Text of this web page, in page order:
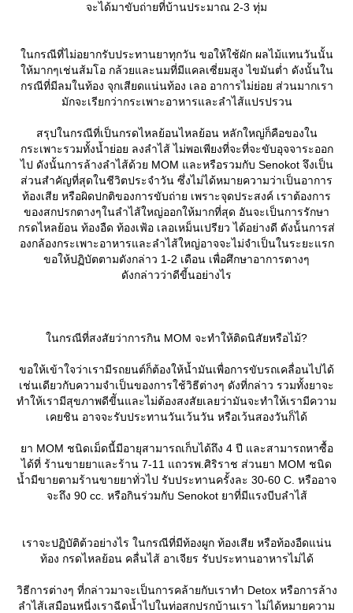
จะได้มาขับถ่ายที่บ้านประมาณ 2-3 ทุ่ม
นกรณีที่ไม่อยากรับประทานยาทุกวัน ขอให้ใช้ผัก ผลไม้แทนวันนั้น
ห้มากๆเช่นส้มโอ กล้วยและนมที่มีแคลเซี่ยมสูง ไขมันต่ำ ดังนั้นใน
กรณีที่มีลมในท้อง จุกเสียดแน่นท้อง เลอ อาการไม่ย่อย ส่วนมากเรา
มักจะเรียกว่ากระเพาะอาหารและลำไส้แปรปรวน
สรุปในกรณีที่เป็นกรดไหลย้อนไหลย้อน หลักใหญ่ก็คือของใน
กระเพาะรวมทั้งน้ำย่อย ลงลำไส้ ไม่พอเพียงที่จะที่จะขับอุจจาระออก
ไป ดังนั้นการล้างลำไส้ด้วย MOM และหรือรวมกับ Senokot จึงเป็น
ส่วนสำคัญที่สุดในชีวิตประจำวัน ซึ่งไม่ได้หมายความว่าเป็นอาการ
ท้องเสีย หรือผิดปกติของการขับถ่าย เพราะจุดประสงค์ เราต้องการ
ของสกปรกตางๆในลำไส้ใหญ่ออกให้มากที่สุด อันจะเป็นการรักษา
กรดไหลย้อน ท้องอืด ท้องเฟ้อ เลอเหม็นเปรียว ได้อย่างดี ดังน้้นการส่
องกล้องกระเพาะอาหารและลำไส้ใหญ่อาจจะไม่จำเป็นในระยะแรก
ขอให้ปฏิบัตตามดังกล่าว 1-2 เดือน เพื่อศึกษาอาการตางๆ
ดังกล่าวว่าดีขี้นอย่างไร
นกรณีที่สงสัยว่าการกิน MOM จะทำให้ติดนิสัยหรือไม้?
ขอให้เข้าใจว่าเรามีรถยนต์ก็ต้องให้น้ำมันเพื่อการขับรถเคลื่อนไปได้
เช่นเดียวกับความจำเป็นของการใช้วิธีต่างๆ ดังที่กล่าว รวมทั้งยาจะ
ทำให้เรามีสุขภาพดีขีันและไม่ต้องสงสัยเลยว่ามันจะทำให้เรามีความ
เคยชิน อาจจะรับประทานวันเว้นวัน หรือเว้นสองวันก็ได้
า MOM ชนิดเม็ดนี้มีอายุสามารถเก็บได้ถึง 4 ปี และสามารถหาซื้อ
ได้ที่ ร้านขายยาและร้าน 7-11 แถวรพ.ศิริราช ส่วนยา MOM ชนิด
น้ำมีขายตามร้านขายยาทั่วไป รับประทานครั้งละ 30-60 C. หรืออาจ
จะถึง 90 cc. หรือกินร่วมกับ Senokot ยาที่มีแรงบีบลำไส้
เราจะปฏิบัติต้วอย่างไร ในกรณีที่มีท้องผูก ท้องเสีย หรือท้องอืดแน่น
ท้อง กรดไหลย้อน คลื่นไส้ อาเจียร รับประทานอาหารไม่ได้
วิธีการต่างๆ ที่กล่าวมาจะเป็นการคล้ายกับเราทำ Detox หรือการล้าง
ลำไส้เสมือนหนี่งเราฉีดน้ำไปในท่อสกปรกบ้านเรา ไม่ได้หมายความ